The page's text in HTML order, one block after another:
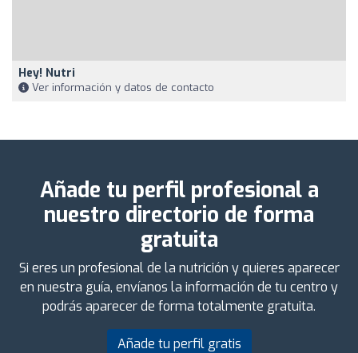
Hey! Nutri
Ver información y datos de contacto
Añade tu perfil profesional a
nuestro directorio de forma
gratuita
Si eres un profesional de la nutrición y quieres aparecer
en nuestra guía, envíanos la información de tu centro y
podrás aparecer de forma totalmente gratuita.
Añade tu perfil gratis